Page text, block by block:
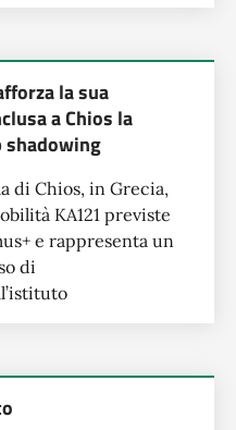
la sua
a Chios la
shadowing
di Chios, in Grecia,
KA121 previste
e rappresenta un
di